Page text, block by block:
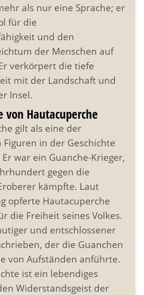
als nur eine Sprache; er
für die
und den
der Menschen auf
verkörpert die tiefe
mit der Landschaft und
Insel.
von Hautacuperche
gilt als eine der
in der Geschichte
Er war ein Guanche-Krieger,
gegen die
kämpfte. Laut
opferte Hautacuperche
die Freiheit seines Volkes.
und entschlossener
der die Guanchen
von Aufständen anführte.
ist ein lebendiges
Widerstandsgeist der